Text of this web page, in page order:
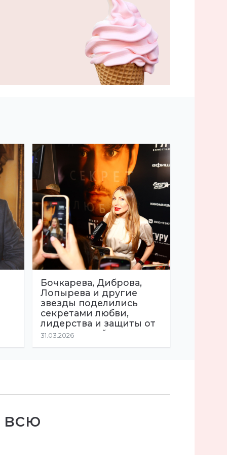
Бочкарева, Диброва,
Лопырева и другие
звезды поделились
секретами любви,
лидерства и защиты от
манипуляций
31.03.2026
всю